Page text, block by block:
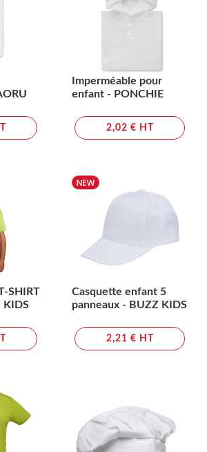
Imperméable pour
enfant - PONCHIE
2,02 € HT
SHIRT
KIDS
Casquette enfant 5
panneaux - BUZZ KIDS
2,21 € HT